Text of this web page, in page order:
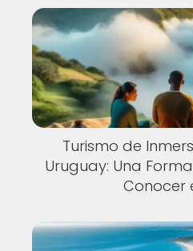
Turismo de
Uruguay: Una
Conocer